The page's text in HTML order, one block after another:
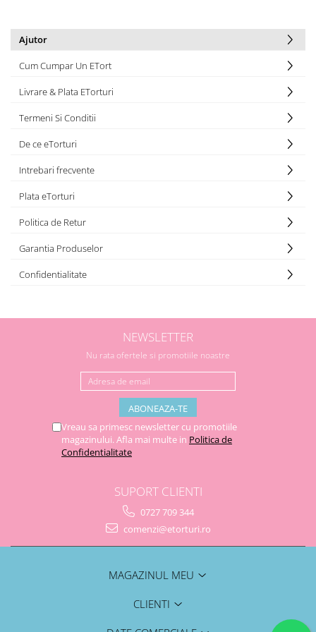
baieti
Torturi cu flori
Tortulețe 1.7 kg - 2 kg
Ajutor
Cum Cumpar Un ETort
Livrare & Plata ETorturi
Termeni Si Conditii
De ce eTorturi
Intrebari frecvente
Plata eTorturi
Politica de Retur
Garantia Produselor
Confidentialitate
NEWSLETTER
Nu rata ofertele si promotiile noastre
Vreau sa primesc newsletter cu promotiile
magazinului. Afla mai multe in Politica de
Confidentialitate
SUPORT CLIENTI
0727 709 344
comenzi@etorturi.ro
MAGAZINUL MEU
CLIENTI